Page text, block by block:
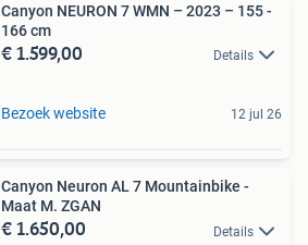
Canyon NEURON 7 WMN – 2023 – 155 -
166 cm
€ 1.599,00 Details
Bezoek website 12 jul 26
Canyon Neuron AL 7 Mountainbike -
Maat M. ZGAN
€ 1.650,00 Details